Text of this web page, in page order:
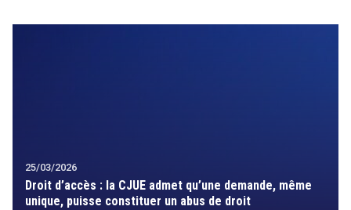
25/03/2026
Droit d’accès : la CJUE admet qu’une demande, même
unique, puisse constituer un abus de droit